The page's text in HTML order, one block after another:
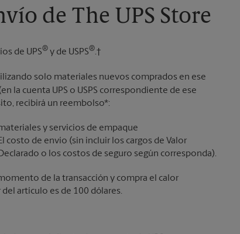
Domingo
Sin Recolección
Lunes
6:00 PM
de The UPS Store
de UPS® y de USPS®.†
solo materiales nuevos comprados en ese
la cuenta UPS o USPS correspondiente de ese
recibirá un reembolso*:
y servicios de empaque
costo de envío (sin incluir los cargos de Valor
o los costos de seguro según corresponda).
de la transacción y compra el calor
artículo es de 100 dólares.